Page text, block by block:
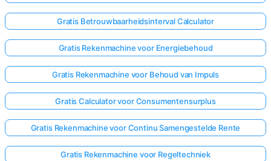
Gratis Betrouwbaarheidsinterval Calculator
Gratis Rekenmachine voor Energiebehoud
Gratis Rekenmachine voor Behoud van Impuls
Gratis Calculator voor Consumentensurplus
Gratis Rekenmachine voor Continu Samengestelde Rente
Gratis Rekenmachine voor Regeltechniek